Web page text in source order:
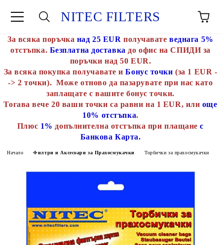
NITEC FILTERS
За всяка поръчка над 25 EUR получавате веднага 5%
отстъпка. Безплатна доставка до офис на СПИДИ за
поръчки над 50 EUR.
За всяка покупка получавате иБонус точки (за 1 EUR -
-> 2 точки). Може отново да пазарувате при нас като
заплащате с вашите бонус точки.
Тогава вече 20 ваши точки са равни на 1 EUR, или още
10% отстъпка.
Плюс 1% допълнителна отстъпка при плащанес
Банкова Карта.
Начало Филтри и Аксесоари за Прахосмукачки Торбички за прахосмукачки